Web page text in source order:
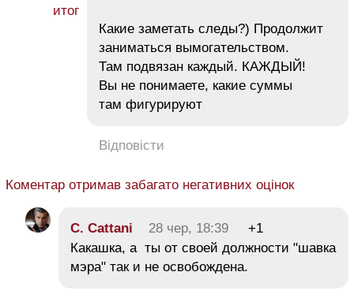
Какие заметать следы?) Продолжит
заниматься вымогательством.
Там подвязан каждый. КАЖДЫЙ!
Вы не понимаете, какие суммы
там фигурируют
Відповісти
Коментар отримав забагато негативних оцінок
C. Cattani 28 чер, 18:39
+1
Какашка, а ты от своей должности "шавка
мэра" так и не освобождена.